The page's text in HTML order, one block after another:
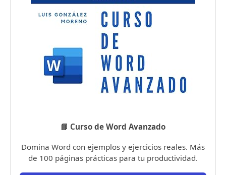
📘 Curso de Word Avanzado
Domina Word con ejemplos y ejercicios reales. Más
de 100 páginas prácticas para tu productividad.